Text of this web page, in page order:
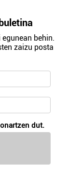
behin.
zaizu posta
dut.